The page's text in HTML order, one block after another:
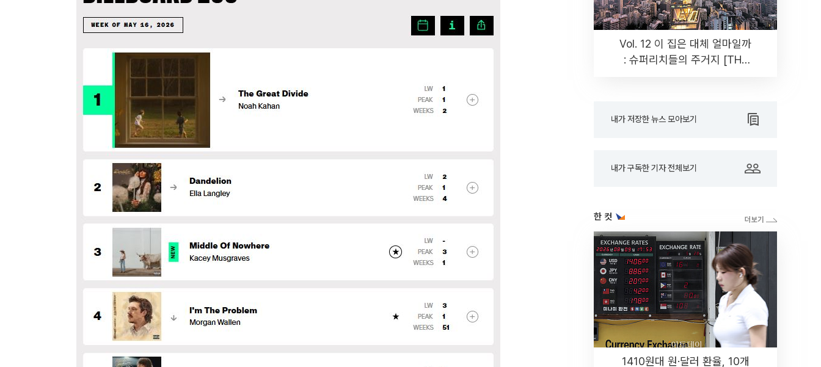
Vol. 12 이 집은 대체 얼마일까
: 슈퍼리치들의 주거지 [THE
내가 저장한 뉴스 모아보기
내가 구독한 기자 전체보기
한 컷
1410원대 원·달러 환율, 10개